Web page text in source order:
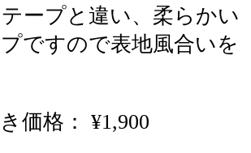
ープと違い、柔らかい
ですので表地風合いを
価格： ¥1,900